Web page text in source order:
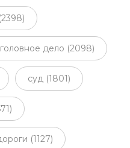
дело (2098)
суд (1801)
(1127)